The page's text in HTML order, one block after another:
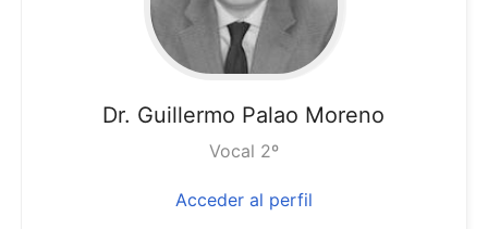
Dr. Guillermo Palao Moreno
Vocal 2º
Acceder al perfil